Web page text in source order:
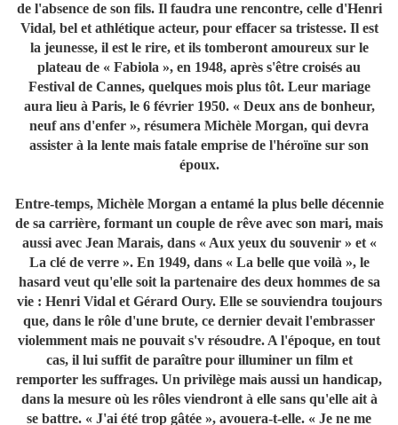
de l'absence de son fils. Il faudra une rencontre, celle d'Henri
Vidal, bel et athlétique acteur, pour effacer sa tristesse. Il est
la jeunesse, il est le rire, et ils tomberont amoureux sur le
plateau de « Fabiola », en 1948, après s'être croisés au
Festival de Cannes, quelques mois plus tôt. Leur mariage
aura lieu à Paris, le 6 février 1950. « Deux ans de bonheur,
neuf ans d'enfer », résumera Michèle Morgan, qui devra
assister à la lente mais fatale emprise de l'héroïne sur son
époux.
Entre-temps, Michèle Morgan a entamé la plus belle décennie
de sa carrière, formant un couple de rêve avec son mari, mais
aussi avec Jean Marais, dans « Aux yeux du souvenir » et «
La clé de verre ». En 1949, dans « La belle que voilà », le
hasard veut qu'elle soit la partenaire des deux hommes de sa
vie : Henri Vidal et Gérard Oury. Elle se souviendra toujours
que, dans le rôle d'une brute, ce dernier devait l'embrasser
violemment mais ne pouvait s'v résoudre. A l'époque, en tout
cas, il lui suffit de paraître pour illuminer un film et
remporter les suffrages. Un privilège mais aussi un handicap,
dans la mesure où les rôles viendront à elle sans qu'elle ait à
se battre. « J'ai été trop gâtée », avouera-t-elle. « Je ne me